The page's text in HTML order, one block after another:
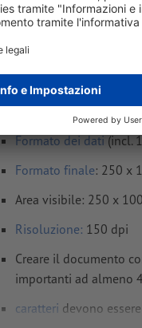
Avvisi sui dati
impalcature, 250 x
Formato dei dati(incl.
Formato finale: 250 x
Area visibile: 250 x
Risoluzione: 150 dpi
Creare il documento
importanti ad almeno
caratteri devono